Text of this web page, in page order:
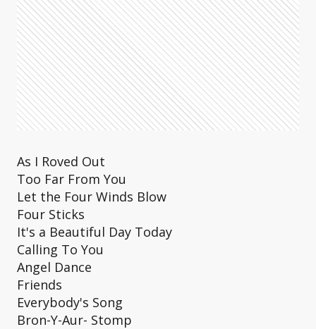
As I Roved Out
Too Far From You
Let the Four Winds Blow
Four Sticks
It's a Beautiful Day Today
Calling To You
Angel Dance
Friends
Everybody's Song
Bron-Y-Aur- Stomp